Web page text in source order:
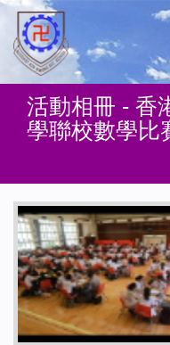
活動相冊 - 香
學聯校數學比